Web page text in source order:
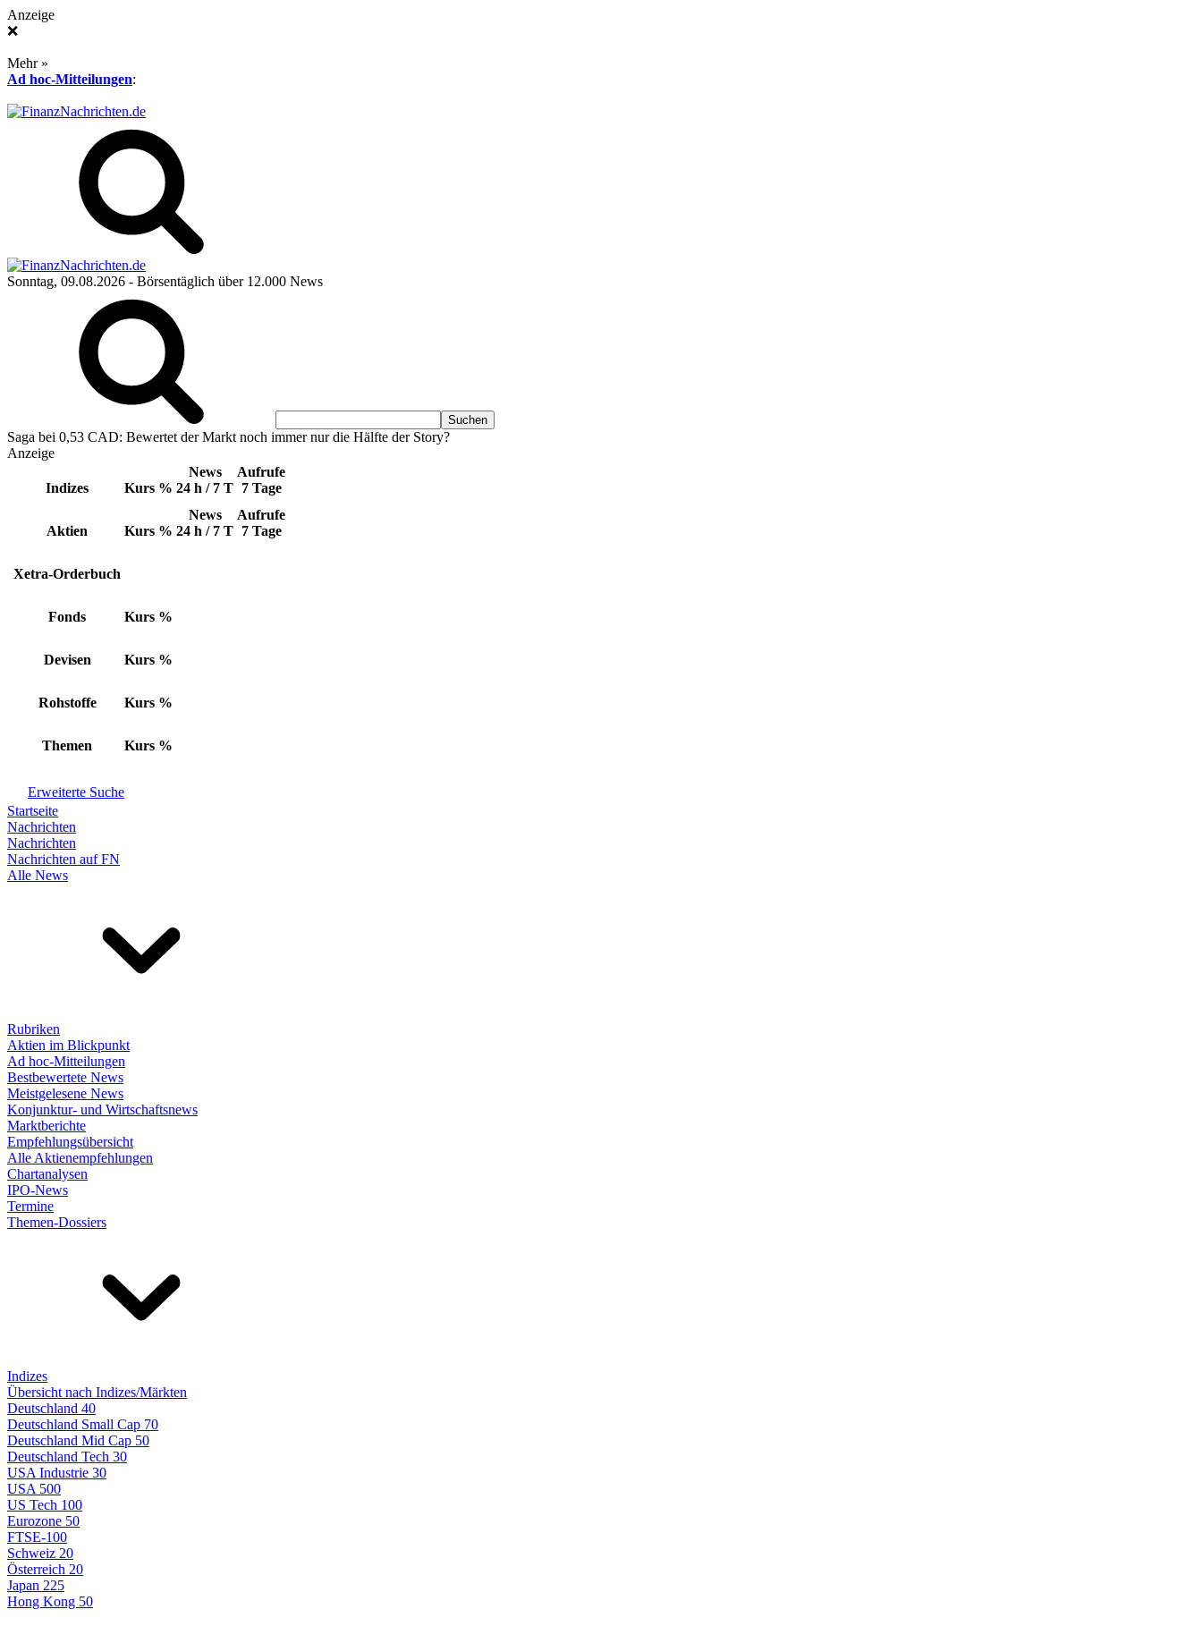
Anzeige
❌
Mehr »
Ad hoc-Mitteilungen:
Sonntag, 09.08.2026 - Börsentäglich über 12.000 News
Saga bei 0,53 CAD: Bewertet der Markt noch immer nur die Hälfte der Story?
Anzeige
Indizes Kurs %
News
24 h / 7 T
Aufrufe
7 Tage
Aktien Kurs %
News
24 h / 7 T
Aufrufe
7 Tage
Xetra-Orderbuch
Fonds Kurs %
Devisen Kurs %
Rohstoffe Kurs %
Themen Kurs %
Erweiterte Suche
Startseite
Nachrichten
Nachrichten
Nachrichten auf FN
Alle News
Rubriken
Aktien im Blickpunkt
Ad hoc-Mitteilungen
Bestbewertete News
Meistgelesene News
Konjunktur- und Wirtschaftsnews
Marktberichte
Empfehlungsübersicht
Alle Aktienempfehlungen
Chartanalysen
IPO-News
Termine
Themen-Dossiers
Indizes
Übersicht nach Indizes/Märkten
Deutschland 40
Deutschland Small Cap 70
Deutschland Mid Cap 50
Deutschland Tech 30
USA Industrie 30
USA 500
US Tech 100
Eurozone 50
FTSE-100
Schweiz 20
Österreich 20
Japan 225
Hong Kong 50